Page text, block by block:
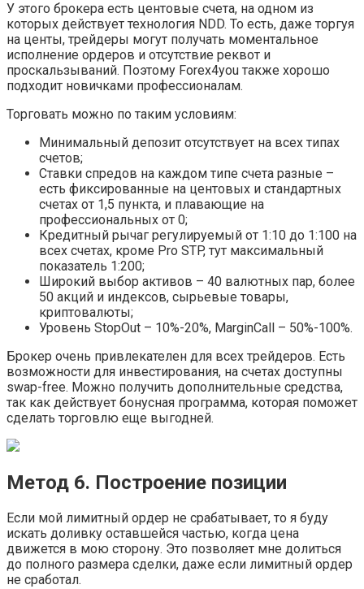
У этого брокера есть центовые счета, на одном из
которых действует технология NDD. То есть, даже торгуя
на центы, трейдеры могут получать моментальное
исполнение ордеров и отсутствие реквот и
проскальзываний. Поэтому Forex4you также хорошо
подходит новичками профессионалам.
Торговать можно по таким условиям:
Минимальный депозит отсутствует на всех типах
счетов;
Ставки спредов на каждом типе счета разные –
есть фиксированные на центовых и стандартных
счетах от 1,5 пункта, и плавающие на
профессиональных от 0;
Кредитный рычаг регулируемый от 1:10 до 1:100 на
всех счетах, кроме Pro STP, тут максимальный
показатель 1:200;
Широкий выбор активов – 40 валютных пар, более
50 акций и индексов, сырьевые товары,
криптовалюты;
Уровень StopOut – 10%-20%, MarginCall – 50%-100%.
Брокер очень привлекателен для всех трейдеров. Есть
возможности для инвестирования, на счетах доступны
swap-free. Можно получить дополнительные средства,
так как действует бонусная программа, которая поможет
сделать торговлю еще выгодней.
Метод 6. Построение позиции
Если мой лимитный ордер не срабатывает, то я буду
искать доливку оставшейся частью, когда цена
движется в мою сторону. Это позволяет мне долиться
до полного размера сделки, даже если лимитный ордер
не сработал.